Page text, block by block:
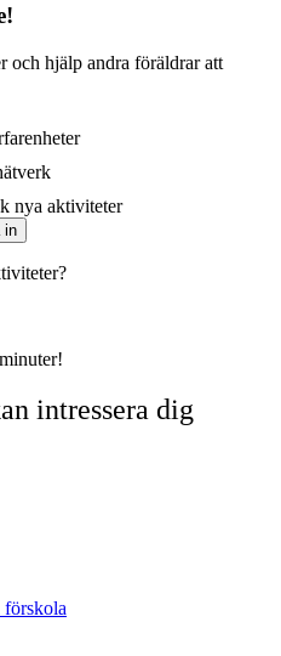
och hjälp andra föräldrar att
nya aktiviteter
in
intressera dig
förskola